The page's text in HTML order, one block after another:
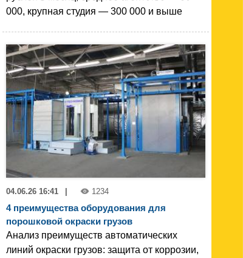
000, крупная студия — 300 000 и выше
04.06.26 16:41 | 1234
4 преимущества оборудования для
порошковой окраски грузов
Анализ преимуществ автоматических
линий окраски грузов: защита от коррозии,